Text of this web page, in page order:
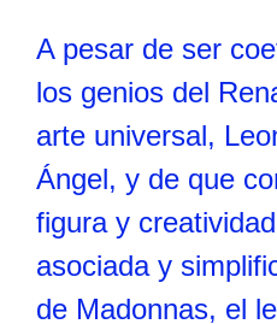
A pesar de ser
los genios del
arte universal,
Ángel, y de que
figura y
asociada y
de Madonnas, el